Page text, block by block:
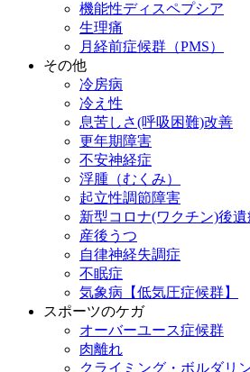
機能性ディスペプシア
生理痛
月経前症候群（PMS）
その他
冷房病
冷え性
息苦しさ(呼吸困難)改善
更年期障害
不安神経症
浮腫（むくみ）
起立性調節障害
新型コロナ(ワクチン)後遺
産後うつ
自律神経失調症
不眠症
気象病【低気圧症候群】
スポーツのケガ
オーバーユース症候群
肉離れ
クライミング・ボルダリ